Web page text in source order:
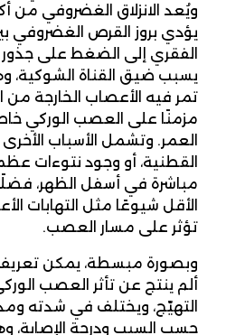
ويُعد الانزلاق الغضروفي من
يؤدي بروز القرص الغضروفي
الفقري إلى الضغط على
يسبب ضيق القناة الشوكية،
تمر فيه الأعصاب الخارجة
مزمنًا على العصب الوركي
العمر. وتشمل الأسباب
القطنية، أو وجود نتوءات
مباشرة في أسفل الظهر،
الأقل شيوعًا مثل التهابات
تؤثر على مسار العصب.
وبصورة مبسطة، يمكن تعريف
ألم ينتج عن تأثر العصب
التهيّج، ويختلف في شدته
حسب السبب ودرجة الإصابة،